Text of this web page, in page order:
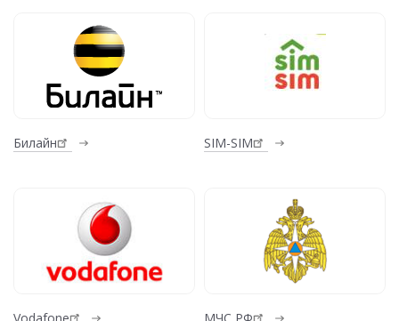
Билайн SIM-SIM